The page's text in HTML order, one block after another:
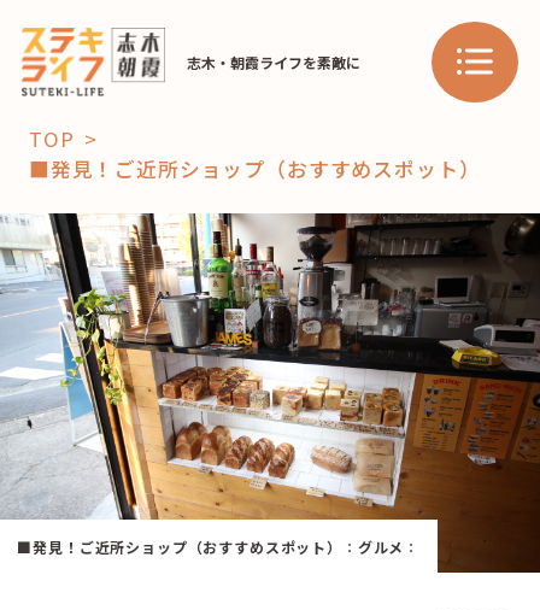
志木・朝霞ライフを素敵に
「コト」
子育て
暮らし
おすすめ
スポット 学び・教育
「場」
HAREL HAREL
活用事例
TOP
■発見！ご近所ショップ（おすすめスポット）
■発見！ご近所ショップ（おすすめスポット） ： グルメ ：